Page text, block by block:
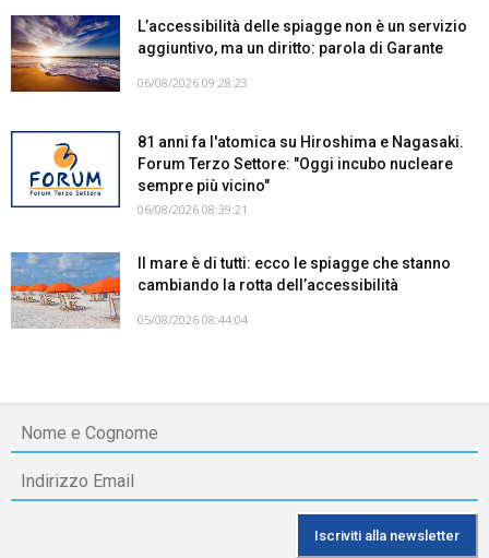
L’accessibilità delle spiagge non è un servizio
aggiuntivo, ma un diritto: parola di Garante
06/08/2026 09:28:23
81 anni fa l'atomica su Hiroshima e Nagasaki.
Forum Terzo Settore: "Oggi incubo nucleare
sempre più vicino"
06/08/2026 08:39:21
Il mare è di tutti: ecco le spiagge che stanno
cambiando la rotta dell’accessibilità
05/08/2026 08:44:04